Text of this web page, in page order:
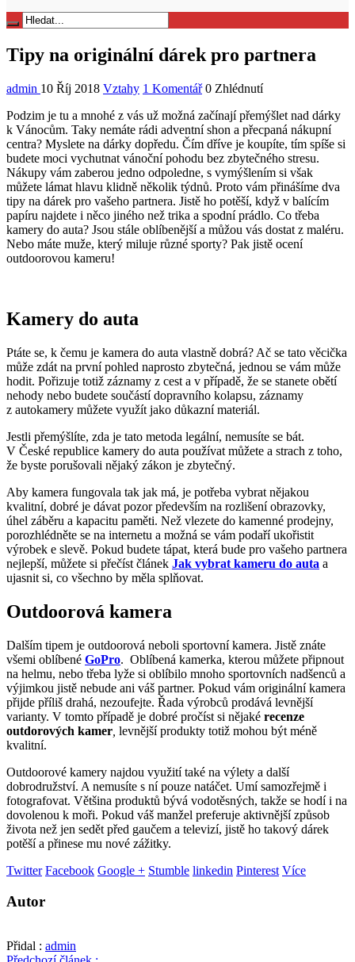
Tipy na originální dárek pro partnera
admin 10 Říj 2018 Vztahy 1 Komentář 0 Zhlédnutí
Podzim je tu a mnohé z vás už možná začínají přemýšlet nad dárky
k Vánocům. Taky nemáte rádi adventní shon a přecpaná nákupní
centra? Myslete na dárky dopředu. Čím dříve je koupíte, tím spíše si
budete moci vychutnat vánoční pohodu bez zbytečného stresu.
Nákupy vám zaberou jedno odpoledne, s vymýšlením si však
můžete lámat hlavu klidně několik týdnů. Proto vám přinášíme dva
tipy na dárek pro vašeho partnera. Jistě ho potěší, když v balícím
papíru najdete i něco jiného než trika a spodní prádlo. Co třeba
kamery do auta? Jsou stále oblíbenější a můžou vás dostat z maléru.
Nebo máte muže, který miluje různé sporty? Pak jistě ocení
outdoorovou kameru!
Kamery do auta
Ptáte se, k čemu je kamera do auta vlastně dobrá? Ač se tato věcička
může zdát na první pohled naprosto zbytečná, jednou se vám může
hodit. Pořizuje totiž záznamy z cest a v případě, že se stanete obětí
nehody nebo budete součástí dopravního kolapsu, záznamy
z autokamery můžete využít jako důkazní materiál.
Jestli přemýšlíte, zda je tato metoda legální, nemusíte se bát.
V České republice kamery do auta používat můžete a strach z toho,
že byste porušovali nějaký zákon je zbytečný.
Aby kamera fungovala tak jak má, je potřeba vybrat nějakou
kvalitní, dobré je dávat pozor především na rozlišení obrazovky,
úhel záběru a kapacitu paměti. Než vlezete do kamenné prodejny,
porozhlédněte se na internetu a možná se vám podaří ukořistit
výrobek e slevě. Pokud budete tápat, která bude pro vašeho partnera
nejlepší, můžete si přečíst článek Jak vybrat kameru do auta a
ujasnit si, co všechno by měla splňovat.
Outdoorová kamera
Dalším tipem je outdoorová neboli sportovní kamera. Jistě znáte
všemi oblíbené GoPro. Oblíbená kamerka, kterou můžete připnout
na helmu, nebo třeba lyže si oblíbilo mnoho sportovních nadšenců a
výjimkou jistě nebude ani váš partner. Pokud vám originální kamera
přijde příliš drahá, nezoufejte. Řada výrobců prodává levnější
varianty. V tomto případě je dobré pročíst si nějaké recenze
outdorových kamer levnější produkty totiž mohou být méně
kvalitní.
Outdoorové kamery najdou využití také na výlety a další
dobrodružství. A nemusíte s ní pouze natáčet. Umí samozřejmě i
fotografovat. Většina produktů bývá vodotěsných, takže se hodí i na
dovolenou k moři. Pokud váš manžel preferuje aktivnější způsob
života než jen sedět před gaučem a televizí, jistě ho takový dárek
potěší a přinese mu nové zážitky.
Twitter Facebook Google + Stumble linkedin Pinterest Více
Autor
Přidal : admin